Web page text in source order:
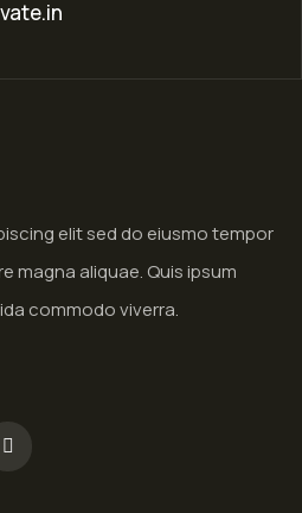
elit sed do eiusmo tempor
magna aliquae. Quis ipsum
commodo viverra.